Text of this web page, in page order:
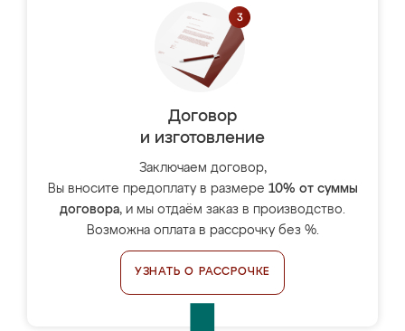
Договор
и изготовление
Заключаем договор,
Вы вносите предоплату в размере 10% от суммы
договора, и мы отдаём заказ в производство.
Возможна оплата в рассрочку без %.
УЗНАТЬ О РАССРОЧКЕ